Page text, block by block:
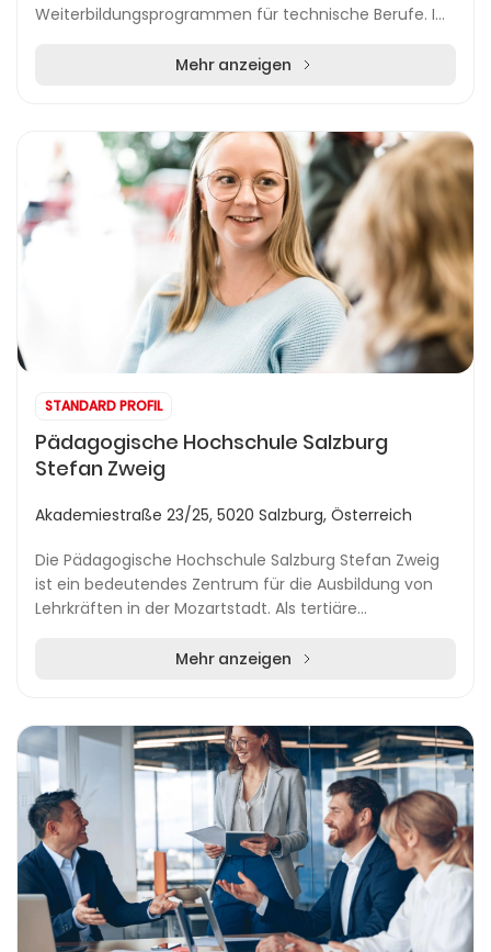
Weiterbildungsprogrammen für technische Berufe. Im
Mehr anzeigen
STANDARD PROFIL
Pädagogische Hochschule Salzburg
Stefan Zweig
Akademiestraße 23/25, 5020 Salzburg, Österreich
Die Pädagogische Hochschule Salzburg Stefan Zweig
ist ein bedeutendes Zentrum für die Ausbildung von
Lehrkräften in der Mozartstadt. Als tertiäre
Mehr anzeigen